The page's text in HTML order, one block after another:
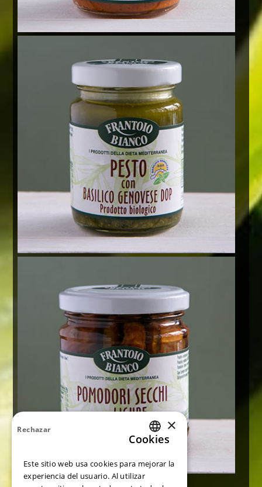
ENGLISH
×
Cookies
Este sitio web usa cookies para mejorar la
experiencia del usuario. Al utilizar
Rechazar